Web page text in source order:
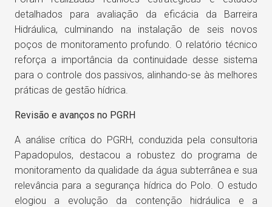
detalhados para avaliação da eficácia da Barreira
Hidráulica, culminando na instalação de seis novos
poços de monitoramento profundo. O relatório técnico
reforça a importância da continuidade desse sistema
para o controle dos passivos, alinhando-se às melhores
práticas de gestão hídrica.
Revisão e avanços no PGRH
A análise crítica do PGRH, conduzida pela consultoria
Papadopulos, destacou a robustez do programa de
monitoramento da qualidade da água subterrânea e sua
relevância para a segurança hídrica do Polo. O estudo
elogiou a evolução da contenção hidráulica e a